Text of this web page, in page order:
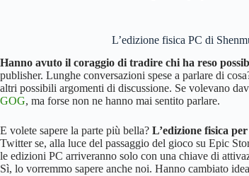
L’edizione fisica PC di
Hanno avuto il coraggio di tradire chi ha reso
publisher. Lunghe conversazioni spese a parlare di
altri possibili argomenti di discussione. Se volevano
GOG, ma forse non ne hanno mai sentito parlare.
E volete sapere la parte più bella? L’edizione fisica
Twitter se, alla luce del passaggio del gioco su Epic
le edizioni PC arriveranno solo con una chiave di
Sì, lo vorremmo sapere anche noi. Hanno cambiato